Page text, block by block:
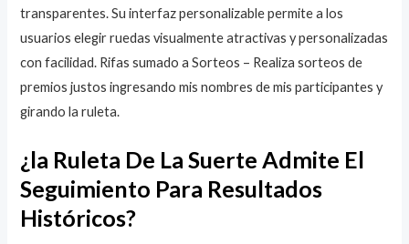
transparentes. Su interfaz personalizable permite a los
usuarios elegir ruedas visualmente atractivas y personalizadas
con facilidad. Rifas sumado a Sorteos – Realiza sorteos de
premios justos ingresando mis nombres de mis participantes y
girando la ruleta.
¿la Ruleta De La Suerte Admite El
Seguimiento Para Resultados
Históricos?